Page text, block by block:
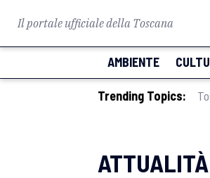
Il portale ufficiale della Toscana
AMBIENTE
Trending Topics:
ATTUALITÀ